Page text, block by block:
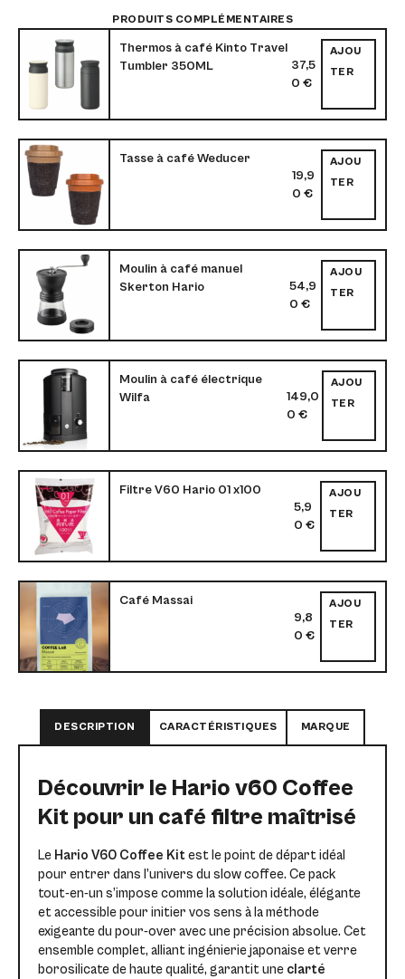
PRODUITS COMPLÉMENTAIRES
Thermos à café Kinto Travel
Tumbler 350ML
37,5
0 €
AJOU
TER
Tasse à café Weducer
19,9
0 €
AJOU
TER
Moulin à café manuel
Skerton Hario
54,9
0€
AJOU
TER
Moulin à café électrique
Wilfa
149,0
0€
AJOU
TER
Filtre V60 Hario 01 x100
5,9
0 €
AJOU
TER
Café Massai
9,8
0 €
AJOU
TER
DESCRIPTION CARACTÉRISTIQUES MARQUE
Découvrir le Hario v60 Coffee
Kit pour un café filtre maîtrisé
Le Hario V60 Coffee Kitest le point de départ idéal
pour entrer dans l’univers du slow coffee. Ce pack
tout-en-un s’impose comme la solution idéale, élégante
et accessible pour initier vos sens à la méthode
exigeante du pour-over avec une précision absolue. Cet
ensemble complet, alliant ingénierie japonaise et verre
borosilicate de haute qualité, garantit une clarté